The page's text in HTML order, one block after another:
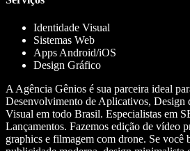
Identidade Visual
Sistemas Web
Apps Android/iOS
Design Gráfico
A Agência Gênios é sua parceira ideal
Desenvolvimento de Aplicativos, Design
Visual em todo Brasil. Especialistas em
Lançamentos. Fazemos edição de vídeo
graphics e filmagem com drone. Se você